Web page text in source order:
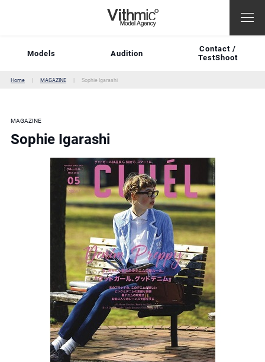
Models Audition
Contact /
TestShoot
Home MAGAZINE Sophie Igarashi
MAGAZINE
Sophie Igarashi